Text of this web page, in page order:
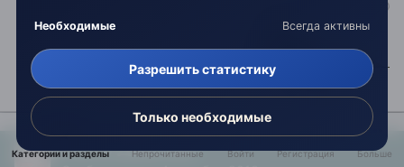
Гость Данутик
Категории и разделы Непрочитанные Войти Регистрация Больше
Необходимые Всегда активны
Разрешить статистику
Только необходимые